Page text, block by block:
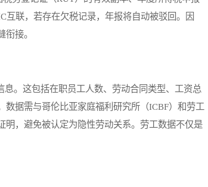
互联，若存在欠税记录，年报将自动被驳回。因
接。
。这包括在职员工人数、劳动合同类型、工资总
据需与哥伦比亚家庭福利研究所（ICBF）和劳工
，避免被认定为隐性劳动关系。劳工数据不仅是